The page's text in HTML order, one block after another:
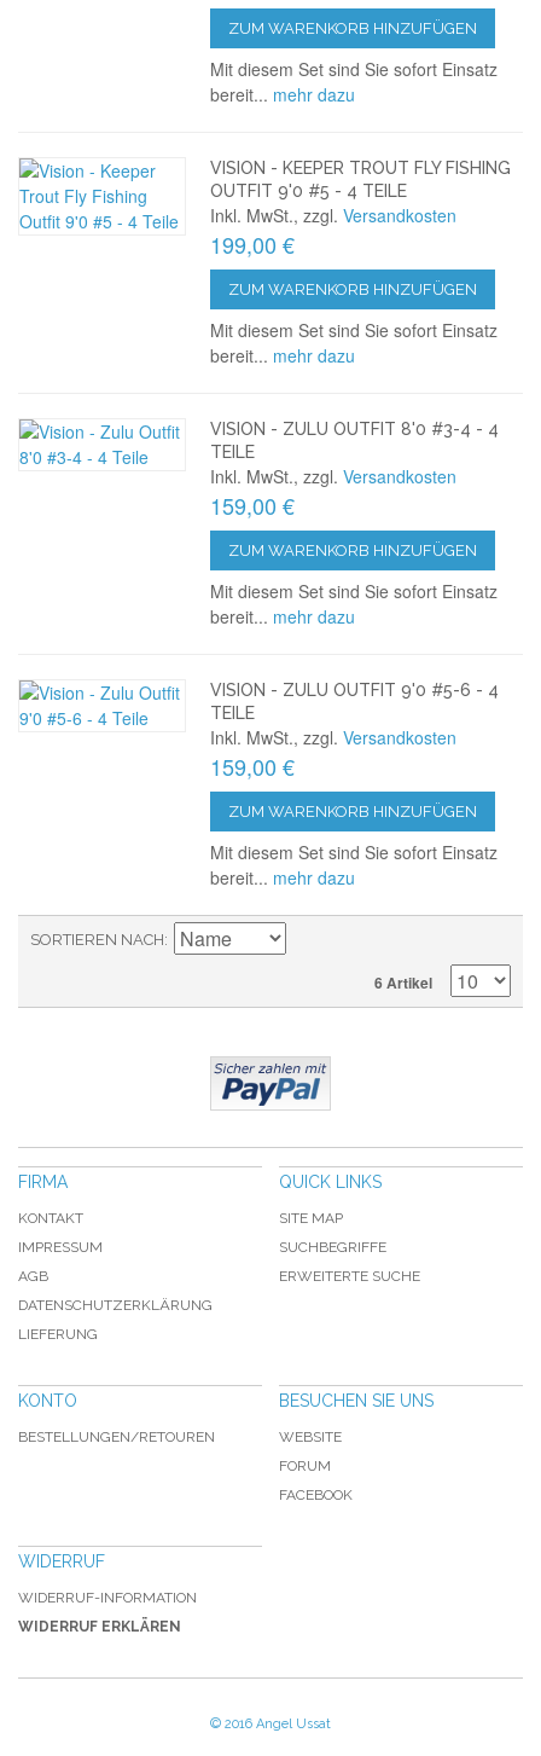
ZUM WARENKORB HINZUFÜGEN
Mit diesem Set sind Sie sofort Einsatz
bereit... mehr dazu
VISION - KEEPER TROUT FLY FISHING
OUTFIT 9'0 #5 - 4 TEILE
Inkl. MwSt., zzgl.Versandkosten
199,00 €
ZUM WARENKORB HINZUFÜGEN
Mit diesem Set sind Sie sofort Einsatz
bereit... mehr dazu
VISION - ZULU OUTFIT 8'0 #3-4 - 4
TEILE
Inkl. MwSt., zzgl.Versandkosten
159,00 €
ZUM WARENKORB HINZUFÜGEN
Mit diesem Set sind Sie sofort Einsatz
bereit... mehr dazu
VISION - ZULU OUTFIT 9'0 #5-6 - 4
TEILE
Inkl. MwSt., zzgl.Versandkosten
159,00 €
ZUM WARENKORB HINZUFÜGEN
Mit diesem Set sind Sie sofort Einsatz
bereit... mehr dazu
SORTIEREN NACH
6 Artikel
FIRMA
KONTAKT
IMPRESSUM
AGB
DATENSCHUTZERKLÄRUNG
LIEFERUNG
QUICK LINKS
SITE MAP
SUCHBEGRIFFE
ERWEITERTE SUCHE
KONTO
BESTELLUNGEN/RETOUREN
BESUCHEN SIE UNS
WEBSITE
FORUM
FACEBOOK
WIDERRUF
WIDERRUF-INFORMATION
WIDERRUF ERKLÄREN
© 2016 Angel Ussat